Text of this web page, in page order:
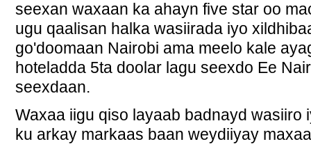
seexan waxaan ka ahayn five star oo
ugu qaalisan halka wasiirada iyo
go'doomaan Nairobi ama meelo kale
hoteladda 5ta doolar lagu seexdo Ee
seexdaan.
Waxaa iigu qiso layaab badnayd wasiiro
ku arkay markaas baan weydiiyay